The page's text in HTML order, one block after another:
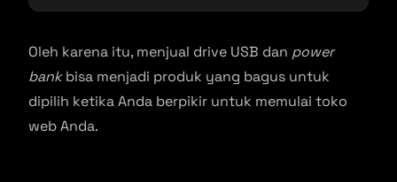
Oleh karena itu, menjual drive USB dan power
bankbisa menjadi produk yang bagus untuk
dipilih ketika Anda berpikir untuk memulai toko
web Anda.